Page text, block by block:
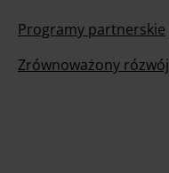
Programy partnerskie
Zrównoważony rózwój